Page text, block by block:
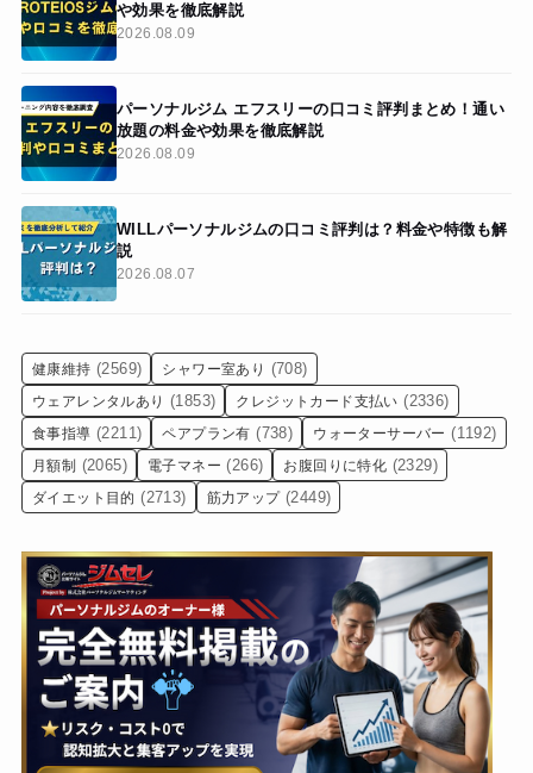
や効果を徹底解説
2026.08.09
パーソナルジム エフスリーの口コミ評判まとめ！通い
放題の料金や効果を徹底解説
2026.08.09
WILLパーソナルジムの口コミ評判は？料金や特徴も解
説
2026.08.07
健康維持 (2569) シャワー室あり (708)
ウェアレンタルあり (1853) クレジットカード支払い (2336)
食事指導 (2211) ペアプラン有 (738) ウォーターサーバー (1192)
月額制 (2065) 電子マネー (266) お腹回りに特化 (2329)
ダイエット目的 (2713) 筋力アップ (2449)